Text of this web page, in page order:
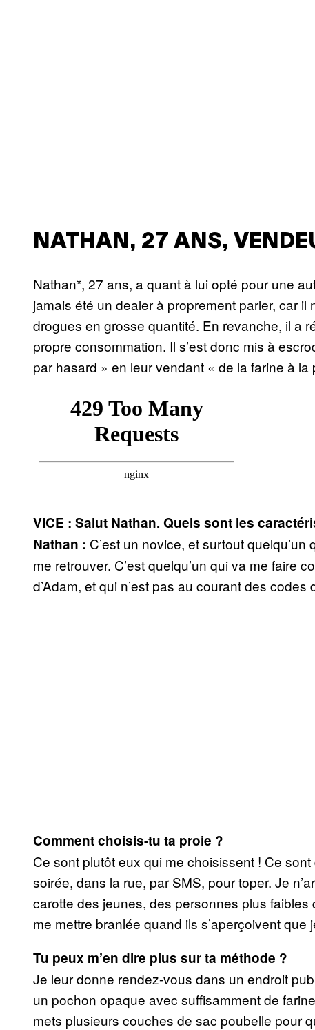
NATHAN, 27 ANS,
Nathan*, 27 ans, a quant à lui opté pour une
jamais été un dealer à proprement parler, car il
drogues en grosse quantité. En revanche, il a
propre consommation. Il s’est donc mis à
par hasard » en leur vendant « de la farine à
VICE : Salut Nathan. Quels sont les
Nathan : C’est un novice, et surtout
me retrouver. C’est quelqu’un qui va me faire
d’Adam, et qui n’est pas au courant des codes
Comment choisis-tu ta proie ?
Ce sont plutôt eux qui me choisissent ! Ce
soirée, dans la rue, par SMS, pour toper. Je
carotte des jeunes, des personnes plus
me mettre branlée quand ils s’aperçoivent que
Tu peux m’en dire plus sur ta méthode ?
Je leur donne rendez-vous dans un endroit
un pochon opaque avec suffisamment de
mets plusieurs couches de sac poubelle pour